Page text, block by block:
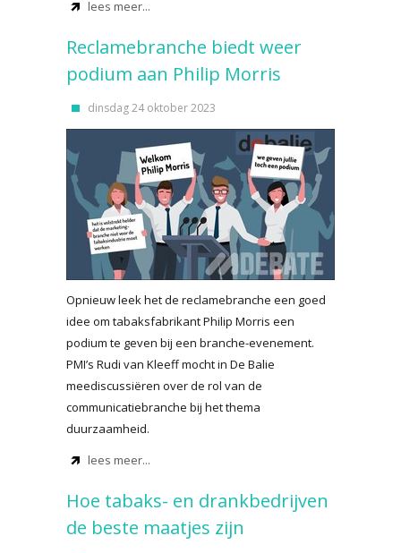
lees meer...
Reclamebranche biedt weer
podium aan Philip Morris
dinsdag 24 oktober 2023
Opnieuw leek het de reclamebranche een goed
idee om tabaksfabrikant Philip Morris een
podium te geven bij een branche-evenement.
PMI’s Rudi van Kleeff mocht in De Balie
meediscussiëren over de rol van de
communicatiebranche bij het thema
duurzaamheid.
lees meer...
Hoe tabaks- en drankbedrijven
de beste maatjes zijn